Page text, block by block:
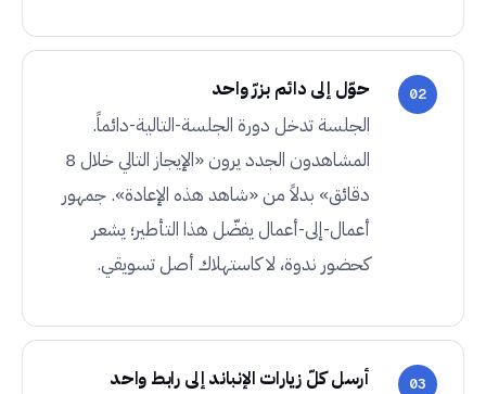
02
حوّل إلى دائم بزرّ واحد
الجلسة تدخل دورة الجلسة-التالية-دائماً.
المشاهدون الجدد يرون «الإيجاز التالي خلال 8
دقائق» بدلاً من «شاهد هذه الإعادة». جمهور
أعمال-إلى-أعمال يفضّل هذا التأطير؛ يشعر
كحضور ندوة، لا كاستهلاك أصل تسويقي.
03
أرسل كلّ زيارات الإنباند إلى رابط واحد